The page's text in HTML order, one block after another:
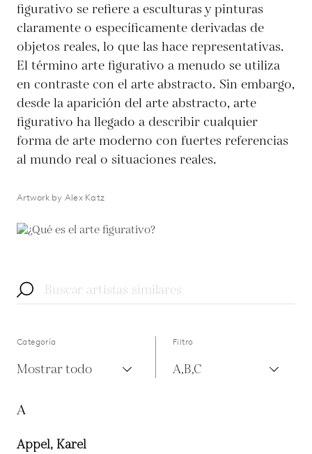
figurativo se refiere a esculturas y pinturas
claramente o específicamente derivadas de
objetos reales, lo que las hace representativas.
El término arte figurativo a menudo se utiliza
en contraste con el arte abstracto. Sin embargo,
desde la aparición del arte abstracto, arte
figurativo ha llegado a describir cualquier
forma de arte moderno con fuertes referencias
al mundo real o situaciones reales.
Artwork by Alex Katz
Categoría
Mostrar todo
Filtro
A,B,C
A
Appel, Karel